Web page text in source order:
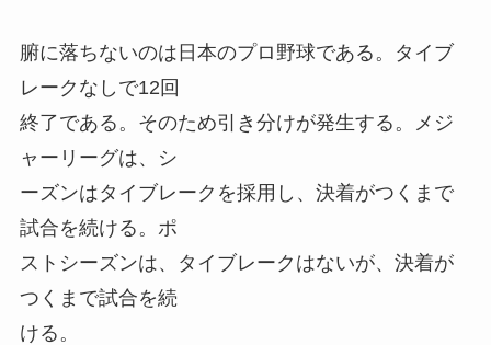
腑に落ちないのは日本のプロ野球である。タイブ
レークなしで12回
終了である。そのため引き分けが発生する。メジ
ャーリーグは、シ
ーズンはタイブレークを採用し、決着がつくまで
試合を続ける。ポ
ストシーズンは、タイブレークはないが、決着が
つくまで試合を続
ける。